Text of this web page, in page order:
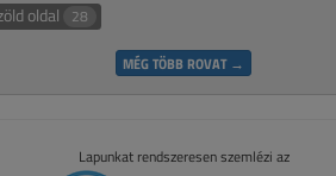
oldal 28
MÉG TÖBB ROVAT →
Lapunkat rendszeresen szemlézi az